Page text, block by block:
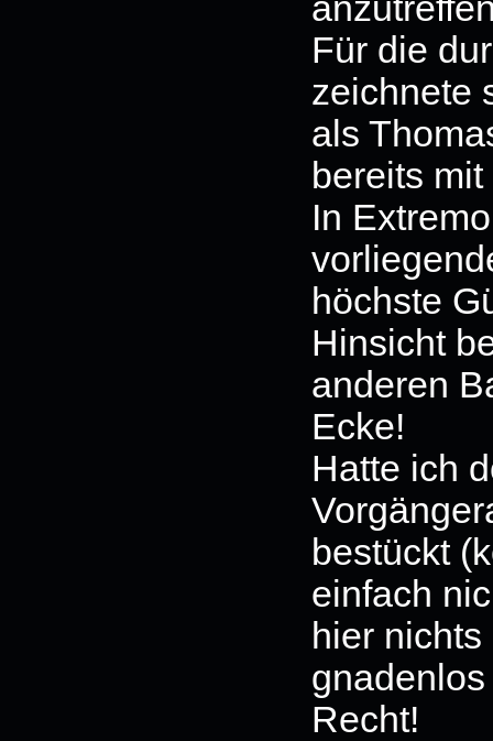
Für die
zeichnete
als
bereits
In
höchste
Hinsicht
anderen
Ecke!
Hatte ich
bestückt
einfach
hier
Recht!